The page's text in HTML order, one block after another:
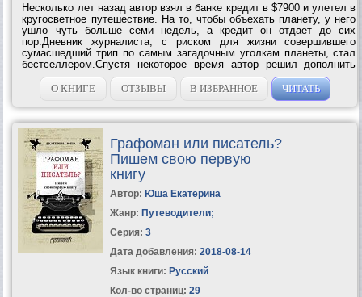
Несколько лет назад автор взял в банке кредит в $7900 и улетел в
кругосветное путешествие. На то, чтобы объехать планету, у него
ушло чуть больше семи недель, а кредит он отдает до сих
пор.Дневник журналиста, с риском для жизни совершившего
сумасшедший трип по самым загадочным уголкам планеты, стал
бестселлером.Спустя некоторое время автор решил дополнить
свой дневник кругосветного путешествия новыми страницами. Так
появилась эта...
О КНИГЕ ОТЗЫВЫ В ИЗБРАННОЕ ЧИТАТЬ
Графоман или писатель?
Пишем свою первую
книгу
Автор: Юша Екатерина
Жанр: Путеводители;
Серия: 3
Дата добавления: 2018-08-14
Язык книги: Русский
Кол-во страниц: 29